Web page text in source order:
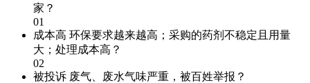
家？
01
成本高 环保要求越来越高；采购的药剂不稳定且用量
大；处理成本高？
02
被投诉 废气、废水气味严重，被百姓举报？